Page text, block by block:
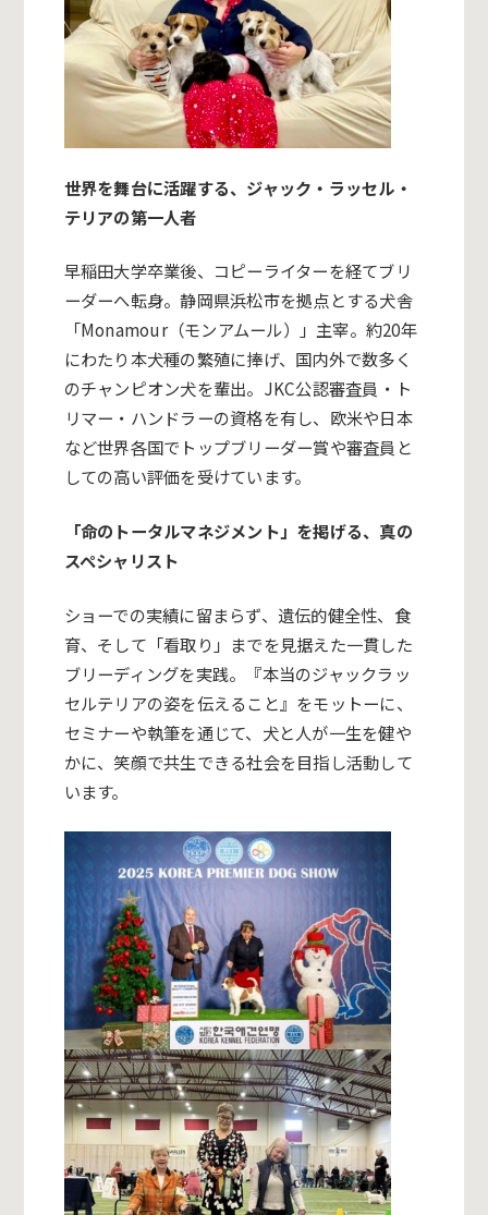
世界を舞台に活躍する、ジャック・ラッセル・
テリアの第一人者
早稲田大学卒業後、コピーライターを経てブリ
ーダーへ転身。静岡県浜松市を拠点とする犬舎
「Monamour（モンアムール）」主宰。約20年
にわたり本犬種の繁殖に捧げ、国内外で数多く
のチャンピオン犬を輩出。JKC公認審査員・ト
リマー・ハンドラーの資格を有し、欧米や日本
など世界各国でトップブリーダー賞や審査員と
しての高い評価を受けています。
「命のトータルマネジメント」を掲げる、真の
スペシャリスト
ショーでの実績に留まらず、遺伝的健全性、食
育、そして「看取り」までを見据えた一貫した
ブリーディングを実践。『本当のジャックラッ
セルテリアの姿を伝えること』をモットーに、
セミナーや執筆を通じて、犬と人が一生を健や
かに、笑顔で共生できる社会を目指し活動して
います。